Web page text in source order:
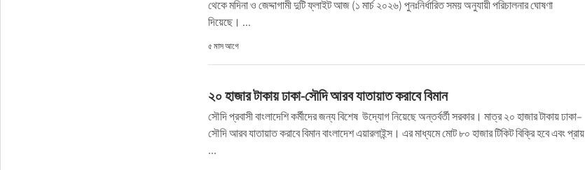
থেকে মদিনা ও জেদ্দাগামী দুটি ফ্লাইট আজ (১ মার্চ ২০২৬) পুনঃনির্ধারিত সময় অনুযায়ী পরিচালনার ঘোষণা
দিয়েছে। ...
৫ মাস আগে
২০ হাজার টাকায় ঢাকা-সৌদি আরব যাতায়াত করাবে বিমান
সৌদি প্রবাসী বাংলাদেশি কর্মীদের জন্য বিশেষ উদ্যোগ নিয়েছে অন্তর্বর্তী সরকার। মাত্র ২০ হাজার টাকায় ঢাকা–
সৌদি আরব যাতায়াত করাবে বিমান বাংলাদেশ এয়ারলাইন্স। এর মাধ্যমে মোট ৮০ হাজার টিকিট বিক্রি হবে এবং প্রায়
...